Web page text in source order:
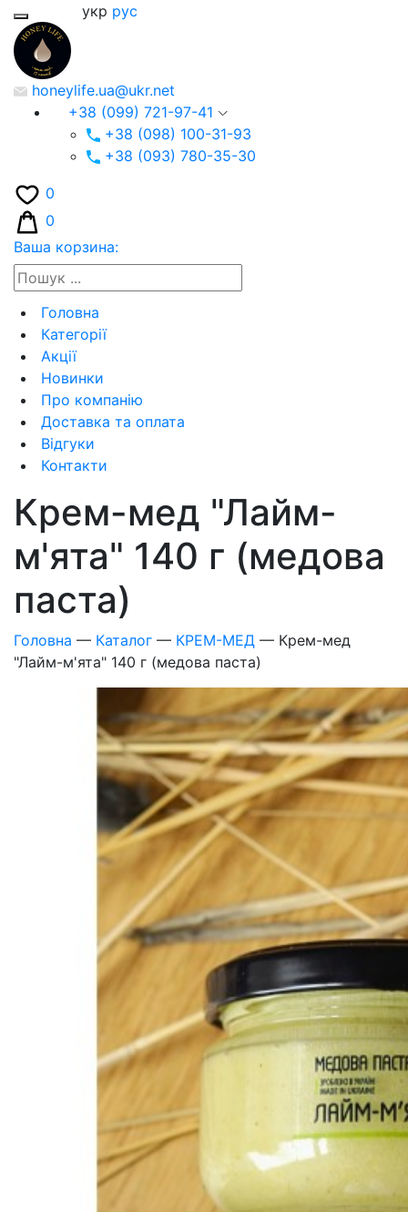
укр рус
honeylife.ua@ukr.net
+38 (099) 721-97-41
+38 (098) 100-31-93
+38 (093) 780-35-30
0
0
Ваша корзина:
Головна
Категорії
Акції
Новинки
Про компанію
Доставка та оплата
Відгуки
Контакти
Крем-мед "Лайм-
м'ята" 140 г (медова
паста)
Головна — Каталог — КРЕМ-МЕД — Крем-мед
"Лайм-м'ята" 140 г (медова паста)